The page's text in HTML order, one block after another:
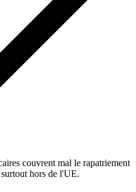
couvrent mal le rapatriement
hors de l'UE.